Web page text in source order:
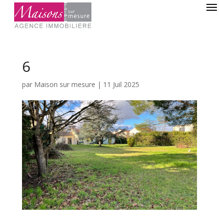
6
par Maison sur mesure | 11 Juil 2025